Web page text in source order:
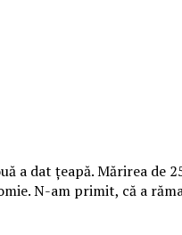
a dat ţeapă. Mărirea
N-am primit, că a